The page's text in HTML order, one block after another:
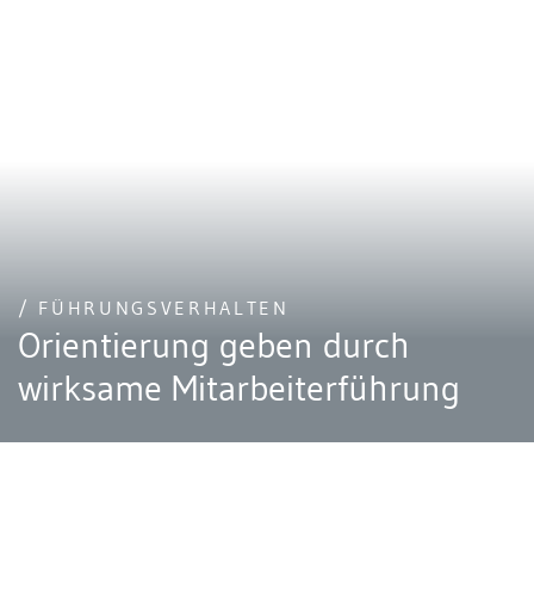
/ FÜHRUNGSVERHALTEN
Orientierung geben durch
wirksame Mitarbeiterführung